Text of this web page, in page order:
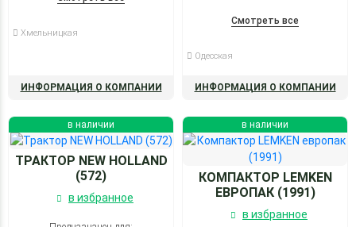
Хмельницкая
ИНФОРМАЦИЯ О КОМПАНИИ
Смотреть все
Одесская
ИНФОРМАЦИЯ О КОМПАНИИ
в наличии
ТРАКТОР NEW HOLLAND
(572)
в избранное
в наличии
КОМПАКТОР LEMKEN
ЕВРОПАК (1991)
в избранное